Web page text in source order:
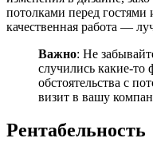
потолками перед
качественная работа —
Важно: Не
случились какие-
обстоятельства с
визит в вашу
Рентабельность